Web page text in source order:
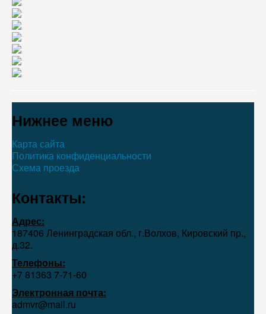
Нижнее меню
Карта сайта
Политика конфиденциальности
Схема проезда
Контакты:
Адрес:
187406 Ленинградская обл., г.Волхов, Кировский пр.,
д.32.
Телефоны:
+7 81363 7‑71-60
Электронная почта:
admvr@mail.ru